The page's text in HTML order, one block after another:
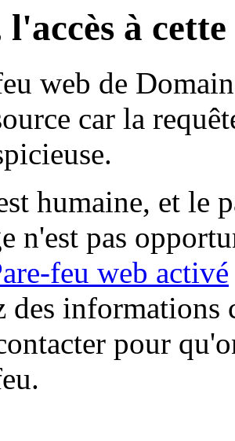
l'accès à
web de
car la
humaine, et le
n'est pas
feu web activé
des informations
pour